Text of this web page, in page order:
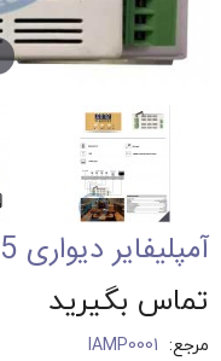
آمپلیفایر دیواری METALAX 425
تماس بگیرید
مرجع: IAMP0001